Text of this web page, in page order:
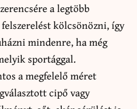
a legtöbb
kölcsönözni, így
mindenre, ha még
sportággal.
a megfelelő méret
cipő vagy